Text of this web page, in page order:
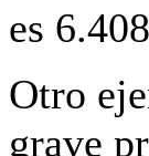
es
Otro
grave